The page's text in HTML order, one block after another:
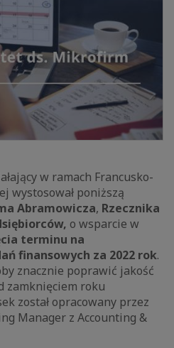
w ramach Francusko-
wystosował poniższą
Abramowicza, Rzecznika
o wsparcie w
terminu na
finansowych za 2022 rok.
znacznie poprawić jakość
zamknięciem roku
został opracowany przez
Manager z Accounting &